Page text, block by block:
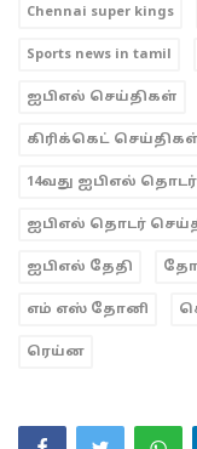
Chennai super kings
Sports news in tamil
ஐபிஎல் செய்திகள்
கிரிக்கெட்
14வது ஐபிஎல் தொடர்
ஐபிஎல் தொடர்
ஐபிஎல் தேதி
எம் எஸ் தோனி
ரெய்ன